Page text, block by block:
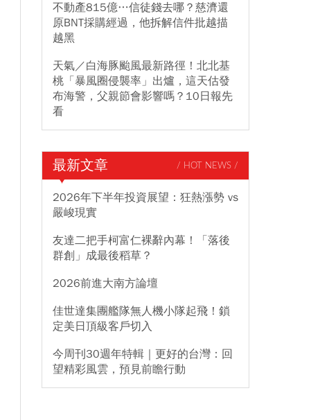
不動產815億…信徒錢去哪？慈濟還
原BNT採購經過，他拆解信件批越描
越黑
天氣／白海豚颱風最新路徑！北北基
桃「暴風圈侵襲率」出爐，這天估發
布海警，父親節會影響嗎？10日報先
看
最新文章 / HOT NEWS /
2026年下半年投資展望：狂熱漲勢 vs
嚴峻現實
友達二把手柯富仁裸辭內幕！「落後
群創」成最後稻草？
2026前進大南方論壇
佳世達集團艦隊無人機小隊起飛！鎖
定美日頂級客戶切入
今周刊30週年特輯｜更好的台灣：回
望精彩風雲，預見前瞻行動